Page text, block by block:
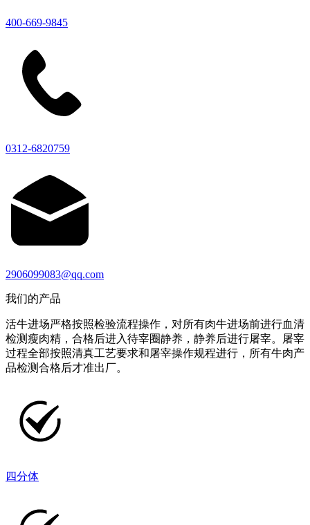
400-669-9845
0312-6820759
2906099083@qq.com
我们的产品
活牛进场严格按照检验流程操作，对所有肉牛进场前进行血清
检测瘦肉精，合格后进入待宰圈静养，静养后进行屠宰。屠宰
过程全部按照清真工艺要求和屠宰操作规程进行，所有牛肉产
品检测合格后才准出厂。
四分体